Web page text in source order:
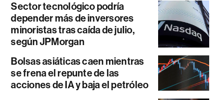
Sector tecnológico podría
depender más de inversores
minoristas tras caída de julio,
según JPMorgan
Bolsas asiáticas caen mientras
se frena el repunte de las
acciones de IA y baja el petróleo